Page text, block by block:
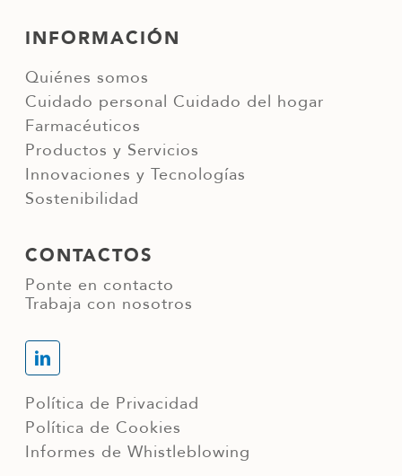
INFORMACIÓN
Quiénes somos
Cuidado personal Cuidado del hogar
Farmacéuticos
Productos y Servicios
Innovaciones y Tecnologías
Sostenibilidad
CONTACTOS
Ponte en contacto
Trabaja con nosotros
Política de Privacidad
Política de Cookies
Informes de Whistleblowing